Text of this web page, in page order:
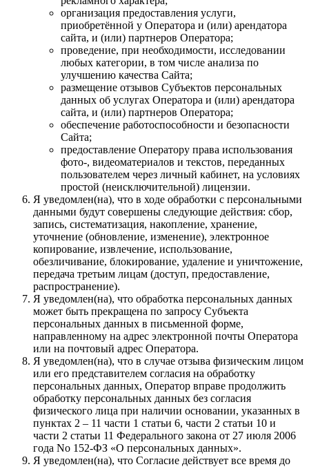
организация предоставления услуги,
приобретённой у Оператора и (или) арендатора
сайта, и (или) партнеров Оператора;
проведение, при необходимости, исследовании
любых категории, в том числе анализа по
улучшению качества Сайта;
размещение отзывов Субъектов персональных
данных об услугах Оператора и (или) арендатора
сайта, и (или) партнеров Оператора;
обеспечение работоспособности и безопасности
Сайта;
предоставление Оператору права использования
фото-, видеоматериалов и текстов, переданных
пользователем через личный кабинет, на условиях
простой (неисключительной) лицензии.
Я уведомлен(на), что в ходе обработки с персональными
данными будут совершены следующие действия: сбор,
запись, систематизация, накопление, хранение,
уточнение (обновление, изменение), электронное
копирование, извлечение, использование,
обезличивание, блокирование, удаление и уничтожение,
передача третьим лицам (доступ, предоставление,
распространение).
Я уведомлен(на), что обработка персональных данных
может быть прекращена по запросу Субъекта
персональных данных в письменной форме,
направленному на адрес электронной почты Оператора
или на почтовый адрес Оператора.
Я уведомлен(на), что в случае отзыва физическим лицом
или его представителем согласия на обработку
персональных данных, Оператор вправе продолжить
обработку персональных данных без согласия
физического лица при наличии основании, указанных в
пунктах 2 – 11 части 1 статьи 6, части 2 статьи 10 и
части 2 статьи 11 Федерального закона от 27 июля 2006
года No 152-ФЗ «О персональных данных».
Я уведомлен(на), что Согласие действует все время до